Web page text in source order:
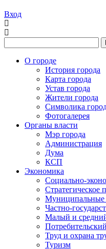
Вход
О городе
История города
Карта города
Устав города
Жители города
Символика
Фотогалерея
Органы власти
Мэр города
Администрация
Дума
КСП
Экономика
Социально-
Стратегическое
Муниципальные
Частно-
Малый и
Труд и охрана
Туризм